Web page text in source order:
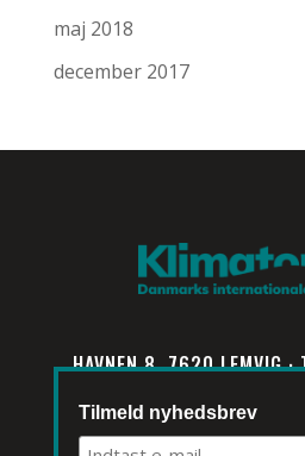
maj 2018
december 2017
HAVNEN 8, 7620 LEMVIG
Tilmeld nyhedsbrev